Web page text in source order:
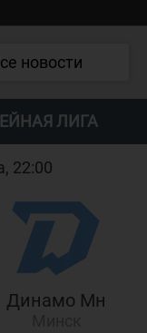
новости
ЛИГА
22:00
Динамо Мн